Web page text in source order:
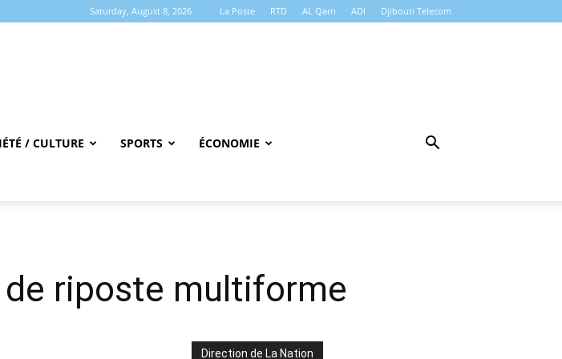
Saturday, August 8, 2026 La Poste RTD AL Qarn ADI Djibouti Telecom
/ CULTURE SPORTS ÉCONOMIE
de riposte multiforme
Direction de La Nation